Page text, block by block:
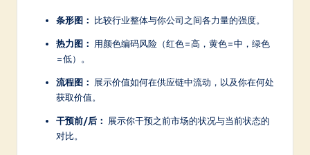
条形图： 比较行业整体与你公司之间各力量的强度。
热力图： 用颜色编码风险（红色=高，黄色=中，绿色
=低）。
流程图：
展示价值如何在供应链中流动，以及你在何处
获取价值。
干预前/后：
展示你干预之前市场的状况与当前状态的
对比。